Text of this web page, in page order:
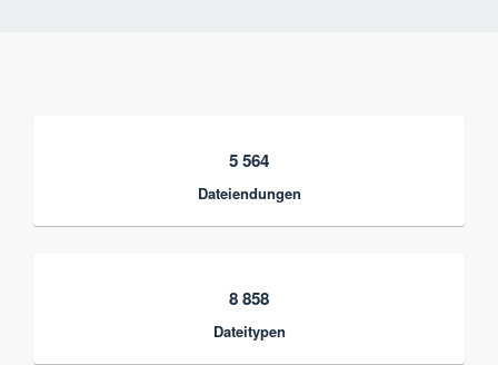
5 564
Dateiendungen
8 858
Dateitypen